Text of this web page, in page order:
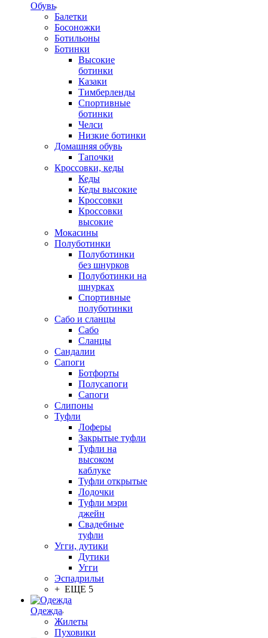
Обувь
Балетки
Босоножки
Ботильоны
Ботинки
Высокие
ботинки
Казаки
Тимберленды
Спортивные
ботинки
Челси
Низкие ботинки
Домашняя обувь
Тапочки
Кроссовки, кеды
Кеды
Кеды высокие
Кроссовки
Кроссовки
высокие
Мокасины
Полуботинки
Полуботинки
без шнурков
Полуботинки на
шнурках
Спортивные
полуботинки
Сабо и сланцы
Сабо
Сланцы
Сандалии
Сапоги
Ботфорты
Полусапоги
Сапоги
Слипоны
Туфли
Лоферы
Закрытые туфли
Туфли на
высоком
каблуке
Туфли открытые
Лодочки
Туфли мэри
джейн
Свадебные
туфли
Угги, дутики
Дутики
Угги
Эспадрильи
+ ЕЩЕ 5
Одежда
Жилеты
Пуховики